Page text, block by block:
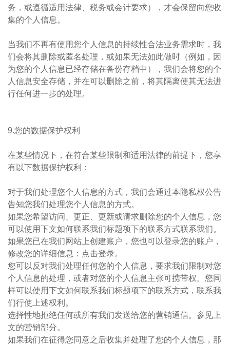
务，或遵循适用法律、税务或会计要求），才会保留向您收
集的个人信息。
当我们不再有使用您个人信息的持续性合法业务需求时，我
们会将其删除或匿名处理，或如果无法如此做时（例如，因
为您的个人信息已经存储在备份存档中），我们会将您的个
人信息安全存储，并在可以删除之前，将其隔离使其无法进
行任何进一步的处理。
9.您的数据保护权利
在某些情况下，在符合某些限制和适用法律的前提下，您享
有以下数据保护权利：
对于我们处理您个人信息的方式，我们会通过本隐私权公告
告知您我们处理您个人信息的方式。
如果您希望访问、更正、更新或请求删除您的个人信息，您
可以使用下文如何联系我们标题项下的联系方式联系我们。
如果您已在我们网站上创建账户，您也可以登录您的账户，
修改您的详细信息：点击登录。
您可以反对我们处理任何您的个人信息，要求我们限制对您
个人信息的处理，或者对您的个人信息主张可携带权。您同
样可以使用下文如何联系我们标题项下的联系方式，联系我
们行使上述权利。
选择性地拒绝任何或所有我们发送给您的营销通信。参见上
文的营销部分。
如果我们在征得您同意之后收集并处理了您的个人信息，那